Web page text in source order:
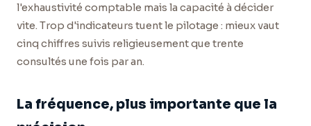
l'exhaustivité comptable mais la capacité à décider
vite. Trop d'indicateurs tuent le pilotage : mieux vaut
cinq chiffres suivis religieusement que trente
consultés une fois par an.
La fréquence, plus importante que la